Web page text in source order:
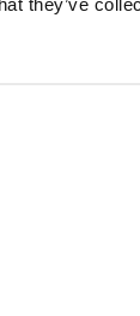
for 12.000